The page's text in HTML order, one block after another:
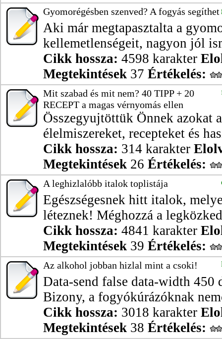
Gyomorégésben szenved? A fogyás segíthet
Aki már megtapasztalta a
kellemetlenségeit, nagyon jól
Cikk hossza: 4598 karakter
Megtekintések 37 Értékelés:
Mit szabad és mit nem? 40 TIPP + 20
RECEPT a magas vérnyomás ellen
Összegyujtöttük Önnek azokat
élelmiszereket, recepteket és
Cikk hossza: 314 karakter
Megtekintések 26 Értékelés:
A leghizlalóbb italok toplistája
Egészségesnek hitt italok,
léteznek! Méghozzá a
Cikk hossza: 4841 karakter
Megtekintések 39 Értékelés:
Az alkohol jobban hizlal mint a csoki!
Data-send false data-width 450
Bizony, a fogyókúrázóknak
Cikk hossza: 3018 karakter
Megtekintések 38 Értékelés: